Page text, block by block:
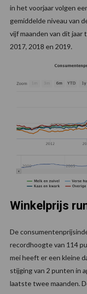
in het voorjaar volgen
gemiddelde niveau van
vijf maanden van dit jaar
2017, 2018 en 2019.
Winkelprijs
De
recordhoogte van 114
mei heeft er een kleine
stijging van 2 punten in
laatste twee maanden.